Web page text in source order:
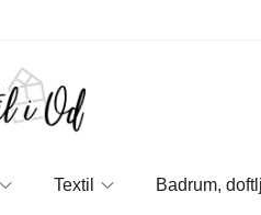
Textil Badrum,